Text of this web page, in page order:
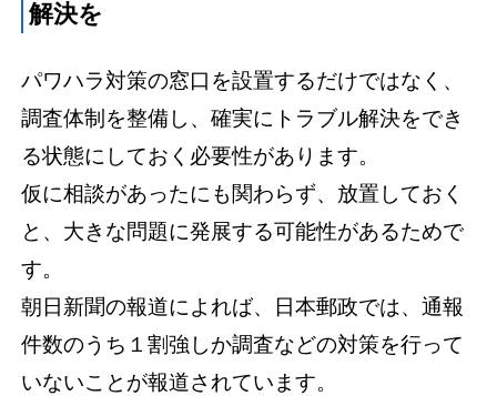
解決を
パワハラ対策の窓口を設置するだけではなく、
調査体制を整備し、確実にトラブル解決をでき
る状態にしておく必要性があります。
仮に相談があったにも関わらず、放置しておく
と、大きな問題に発展する可能性があるためで
す。
朝日新聞の報道によれば、日本郵政では、通報
件数のうち１割強しか調査などの対策を行って
いないことが報道されています。